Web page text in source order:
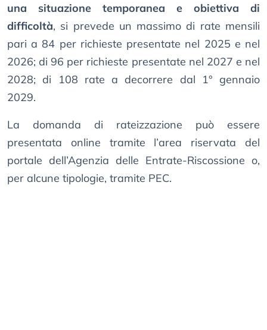
una situazione temporanea e obiettiva di
difficoltà, si prevede un massimo di rate mensili
pari a 84 per richieste presentate nel 2025 e nel
2026; di 96 per richieste presentate nel 2027 e nel
2028; di 108 rate a decorrere dal 1° gennaio
2029.
La domanda di rateizzazione può essere
presentata online tramite l’area riservata del
portale dell’Agenzia delle Entrate-Riscossione o,
per alcune tipologie, tramite PEC.